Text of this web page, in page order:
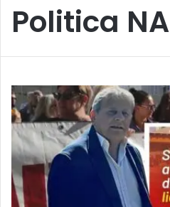
Politica NA